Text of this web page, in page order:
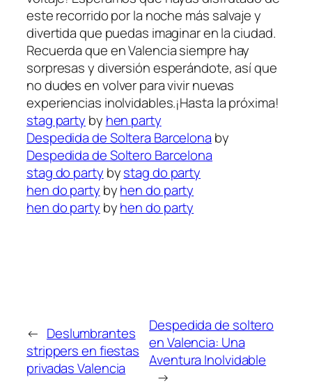
este ⁢recorrido por la noche más salvaje y
divertida⁢ que puedas imaginar en⁤ la ciudad.
Recuerda que en Valencia siempre hay
sorpresas y diversión esperándote, así ⁤que
no dudes en volver para ⁣vivir nuevas
experiencias inolvidables.¡Hasta la próxima!
stag party by hen party
Despedida de Soltera Barcelona by
Despedida de Soltero Barcelona
stag do party bystag do party
hen do party byhen do party
hen do party byhen do party
← Deslumbrantes
strippers en fiestas
privadas Valencia
Despedida de soltero
en Valencia: Una
Aventura Inolvidable
→